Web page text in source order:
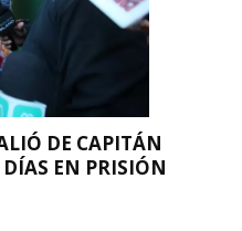
DE CAPITÁN
DÍAS EN PRISIÓN